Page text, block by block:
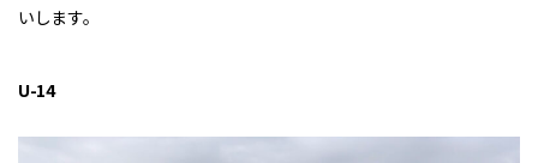
いします。
U-14